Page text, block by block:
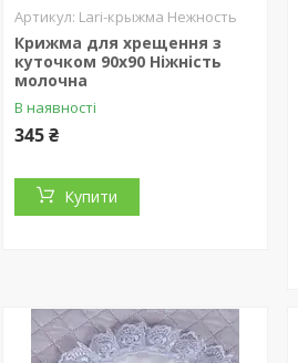
Lari-крыжма Нежность
Крижма для хрещення з
куточком 90х90 Ніжність
молочна
В наявності
345 ₴
Купити